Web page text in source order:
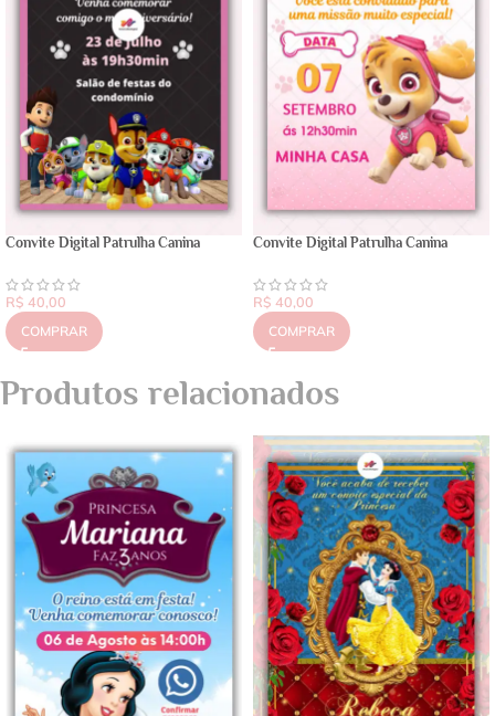
Convite Digital Patrulha Canina
R$ 40,00
COMPRAR
Convite Digital Patrulha Canina
R$ 40,00
COMPRAR
Produtos relacionados